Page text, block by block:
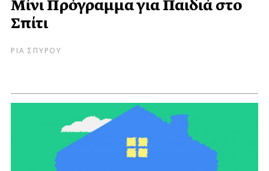
Μίνι Πρόγραμμα για Παιδιά στο
Σπίτι
ΡΙΑ ΣΠΥΡΟΥ